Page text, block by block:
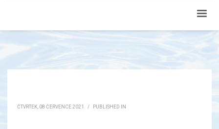
ČTVRTEK, 08 ČERVENCE 2021 / PUBLISHED IN